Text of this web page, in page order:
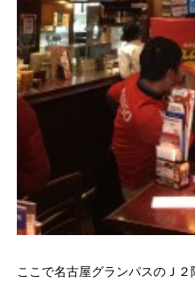
ここで名古屋グランパスのＪ